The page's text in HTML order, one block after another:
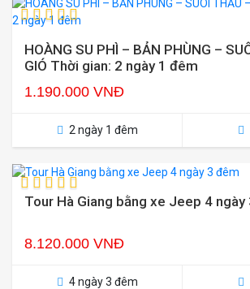
HOÀNG SU PHÌ – BẢN PHÙNG –
GIÓ Thời gian: 2 ngày 1 đêm
1.190.000 VNĐ
2 ngày 1 đêm
Tour Hà Giang bằng xe Jeep 4 ngày
8.120.000 VNĐ
4 ngày 3 đêm